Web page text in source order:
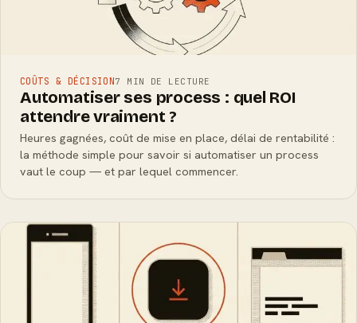
COÛTS & DÉCISION7 MIN DE LECTURE
Automatiser ses process : quel ROI
attendre vraiment ?
Heures gagnées, coût de mise en place, délai de rentabilité :
la méthode simple pour savoir si automatiser un process
vaut le coup — et par lequel commencer.